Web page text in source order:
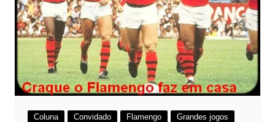
Coluna Convidado Flamengo
Grandes jogos